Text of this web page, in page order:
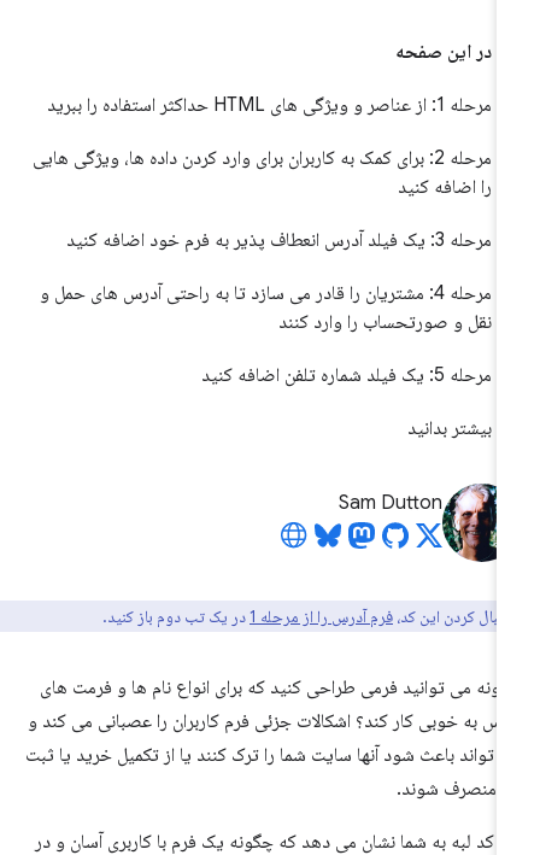
در این صفحه
مرحله 1: از عناصر و ویژگی های HTML حداکثر استفاده را ببرید
مرحله 2: برای کمک به کاربران برای وارد کردن داده ها، ویژگی هایی
را اضافه کنید
مرحله 3: یک فیلد آدرس انعطاف پذیر به فرم خود اضافه کنید
مرحله 4: مشتریان را قادر می سازد تا به راحتی آدرس های حمل و
نقل و صورتحساب را وارد کنند
مرحله 5: یک فیلد شماره تلفن اضافه کنید
بیشتر بدانید
Sam Dutton
کردن این کد،فرم آدرس را از مرحله 1 در یک تب دوم باز کنید.
می توانید فرمی طراحی کنید که برای انواع نام ها و فرمت های
به خوبی کار کند؟ اشکالات جزئی فرم کاربران را عصبانی می کند و
تواند باعث شود آنها سایت شما را ترک کنند یا از تکمیل خرید یا ثبت
منصرف شوند.
کد لبه به شما نشان می دهد که چگونه یک فرم با کاربری آسان و در